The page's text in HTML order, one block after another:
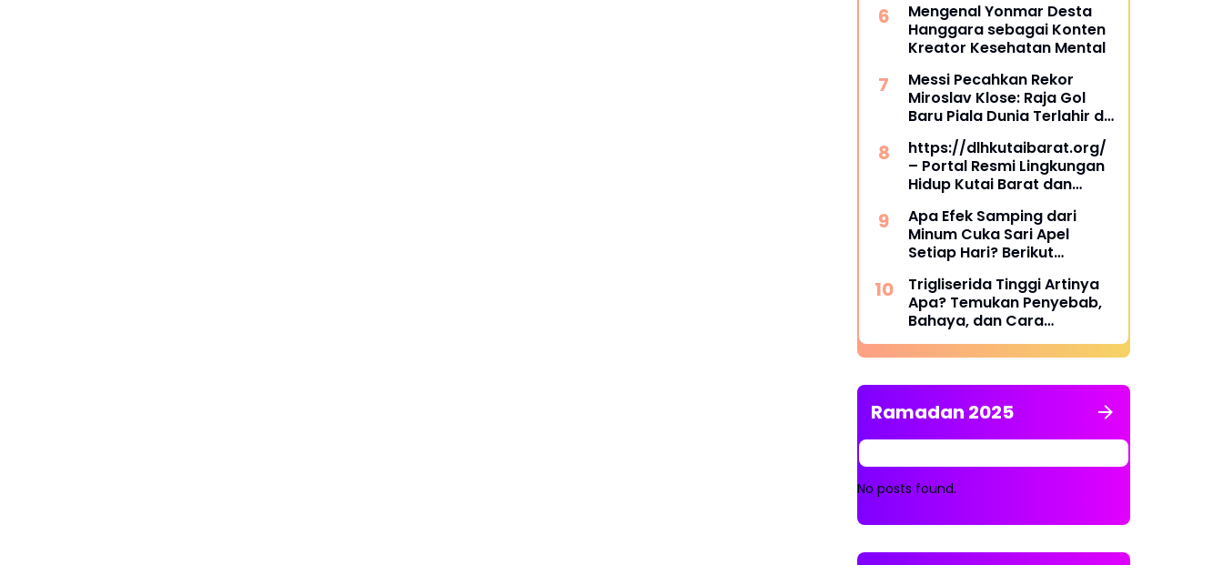
2026
Mengenal Yonmar Desta
Hanggara sebagai Konten
Kreator Kesehatan Mental
Messi Pecahkan Rekor
Miroslav Klose: Raja Gol
Baru Piala Dunia Terlahir di
https://dlhkutaibarat.org/
– Portal Resmi Lingkungan
Hidup Kutai Barat dan
Lingkungan Terpercaya
Apa Efek Samping dari
Minum Cuka Sari Apel
Setiap Hari? Berikut
Trigliserida Tinggi Artinya
Apa? Temukan Penyebab,
Bahaya, dan Cara
Mengatasinya
Ramadan 2025
No posts found.